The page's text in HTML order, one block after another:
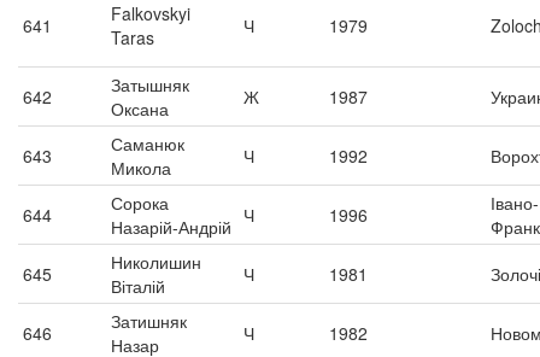
641
Falkovskyi
Taras
Ч 1979
642
Затышняк
Оксана
Ж 1987
643
Саманюк
Микола
Ч 1992
644
Сорока
Назарій-Андрій Ч 1996
Івано-
645
Николишин
Віталій
Ч 1981
646
Затишняк
Назар
Ч 1982